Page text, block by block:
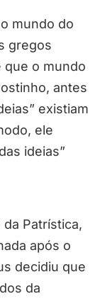
mundo do
gregos
que o mundo
antes
existiam
ele
ideias”
Patrística,
após o
decidiu que
da